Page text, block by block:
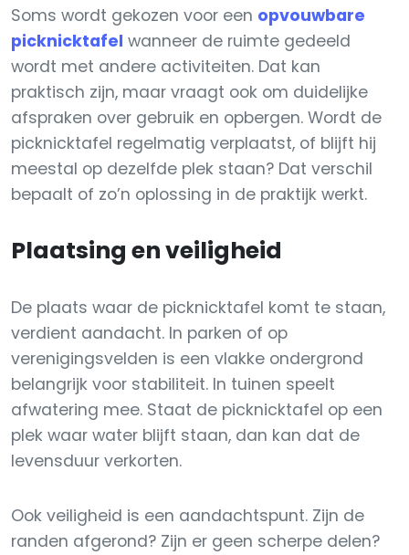
Soms wordt gekozen voor een opvouwbare
picknicktafel wanneer de ruimte gedeeld
wordt met andere activiteiten. Dat kan
praktisch zijn, maar vraagt ook om duidelijke
afspraken over gebruik en opbergen. Wordt de
picknicktafel regelmatig verplaatst, of blijft hij
meestal op dezelfde plek staan? Dat verschil
bepaalt of zo’n oplossing in de praktijk werkt.
Plaatsing en veiligheid
De plaats waar de picknicktafel komt te staan,
verdient aandacht. In parken of op
verenigingsvelden is een vlakke ondergrond
belangrijk voor stabiliteit. In tuinen speelt
afwatering mee. Staat de picknicktafel op een
plek waar water blijft staan, dan kan dat de
levensduur verkorten.
Ook veiligheid is een aandachtspunt. Zijn de
randen afgerond? Zijn er geen scherpe delen?